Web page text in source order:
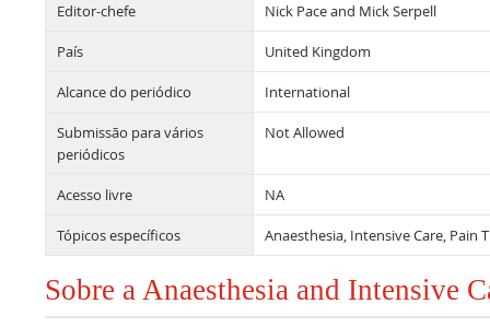
Editor-chefe Nick Pace and Mick Serpell
País United Kingdom
Alcance do periódico International
Submissão para vários
periódicos
Not Allowed
Acesso livre NA
Tópicos específicos Anaesthesia, Intensive Care, Pain
Sobre a Anaesthesia and Intensive